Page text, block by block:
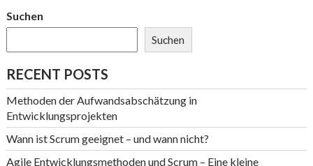
Suchen
Suchen
RECENT POSTS
Methoden der Aufwandsabschätzung in
Entwicklungsprojekten
Wann ist Scrum geeignet – und wann nicht?
Agile Entwicklungsmethoden und Scrum – Eine kleine